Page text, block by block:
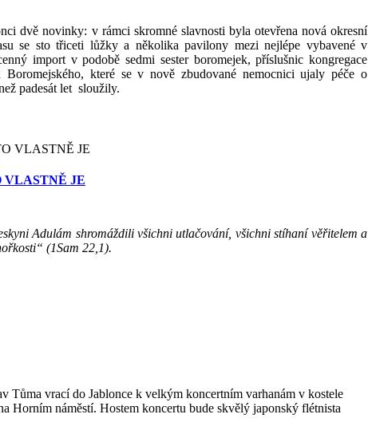
dvě novinky: v rámci skromné slavnosti byla otevřena nová okresní
se sto třiceti lůžky a několika pavilony mezi nejlépe vybavené v
import v podobě sedmi sester boromejek, příslušnic kongregace
Boromejského, které se v nově zbudované nemocnici ujaly péče o
padesát let sloužily.
VLASTNĚ JE
Adulám shromáždili všichni utlačování, všichni stíhaní věřitelem a
(1Sam 22,1).
Tůma vrací do Jablonce k velkým koncertním varhanám v kostele
Horním náměstí. Hostem koncertu bude skvělý japonský flétnista